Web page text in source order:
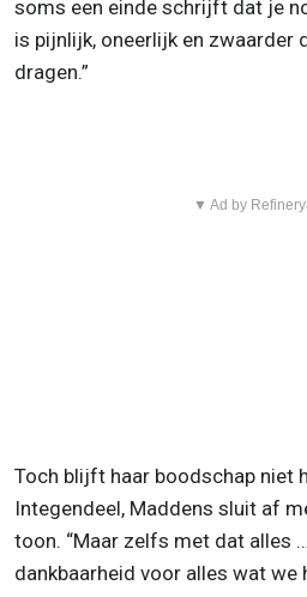
soms een einde schrijft dat je
is pijnlijk, oneerlijk en zwaarder
dragen.”
▼ Ad by
Toch blijft haar boodschap niet
Integendeel, Maddens sluit af
toon. “Maar zelfs met dat alles
dankbaarheid voor alles wat we